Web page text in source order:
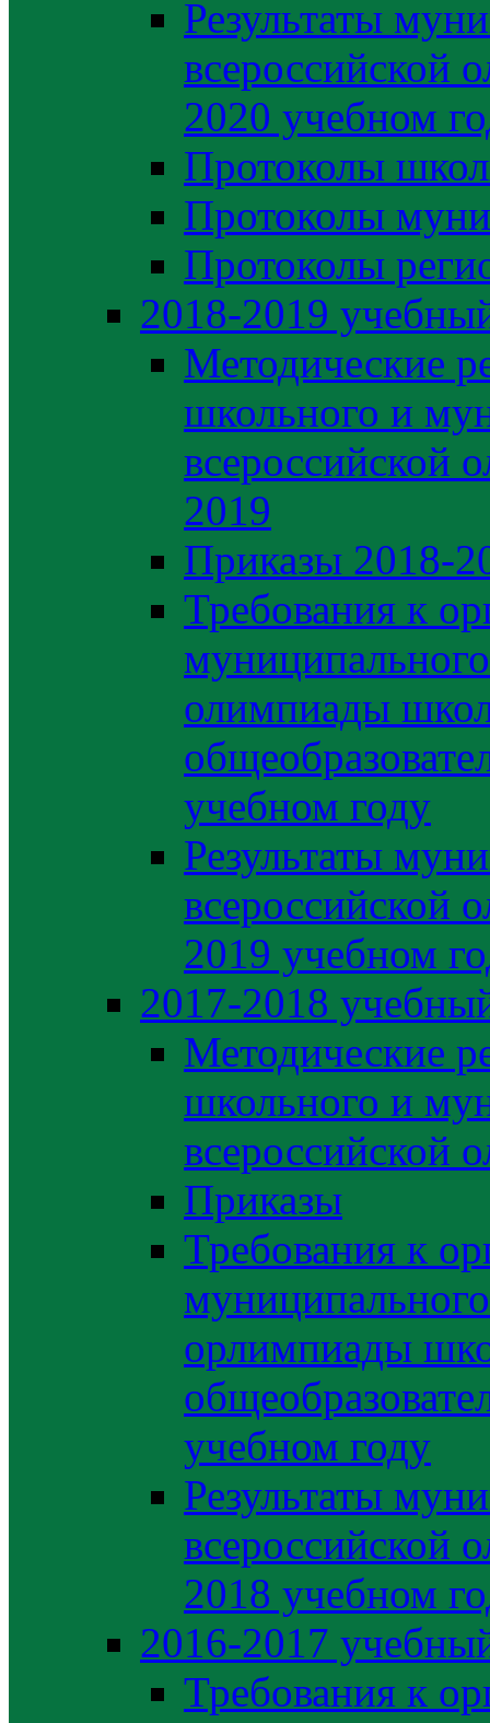
Результаты
всероссийской
2020 учебном
Протоколы
Протоколы
Протоколы
2018-2019
Методические
школьного и
всероссийской
2019
Приказы 2018-
Требования к
олимпиады
учебном году
Результаты
всероссийской
2019 учебном
2017-2018
Методические
школьного и
всероссийской
Приказы
Требования к
орлимпиады
учебном году
Результаты
всероссийской
2018 учебном
2016-2017
Требования к